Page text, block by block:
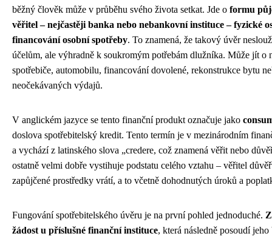
běžný člověk může v průběhu svého života setkat. Jde o formu
věřitel – nejčastěji banka nebo nebankovní instituce – fyzické
financování osobní spotřeby. To znamená, že takový úvěr
účelům, ale výhradně k soukromým potřebám dlužníka. Může jít o
spotřebiče, automobilu, financování dovolené, rekonstrukce bytu
neočekávaných výdajů.
V anglickém jazyce se tento finanční produkt označuje jako
doslova spotřebitelský kredit. Tento termín je v mezinárodním
a vychází z latinského slova „credere, což znamená věřit nebo
ostatně velmi dobře vystihuje podstatu celého vztahu – věřitel
zapůjčené prostředky vrátí, a to včetně dohodnutých úroků a
Fungování spotřebitelského úvěru je na první pohled jednoduché.
žádost u příslušné finanční instituce, která následně posoudí